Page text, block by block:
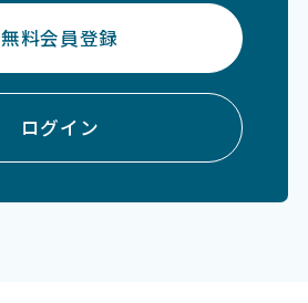
無料会員登録
ログイン